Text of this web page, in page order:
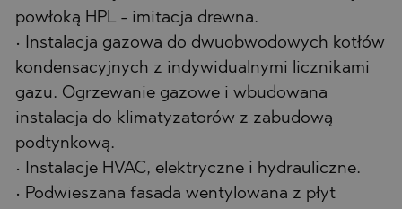
powłoką HPL - imitacja drewna.
• Instalacja gazowa do dwuobwodowych kotłów
kondensacyjnych z indywidualnymi licznikami
gazu. Ogrzewanie gazowe i wbudowana
instalacja do klimatyzatorów z zabudową
podtynkową.
• Instalacje HVAC, elektryczne i hydrauliczne.
• Podwieszana fasada wentylowana z płyt